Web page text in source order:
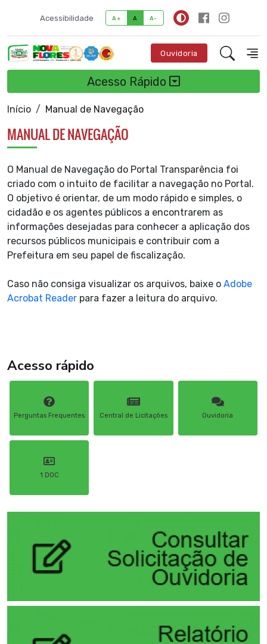
Acessibilidade A+ A A-
Ouvidoria
Acesso Rápido
Início Manual de Navegação
MANUAL DE NAVEGAÇÃO
O Manual de Navegação do Portal Transparência foi
criado com o intuito de facilitar a navegação no Portal.
O objetivo é orientar, de um modo rápido e simples, o
cidadão e os agentes públicos a encontrarem as
informações desejadas para conhecer a aplicação dos
recursos públicos municipais e contribuir com a
Prefeitura em seu papel de fiscalização.
Caso não consiga visualizar os arquivos, baixe o Adobe
Acrobat Reader para fazer a leitura do arquivo.
Acesso rápido
Perguntas Frequentes Central de Licitações Ouvidoria
1 DOC